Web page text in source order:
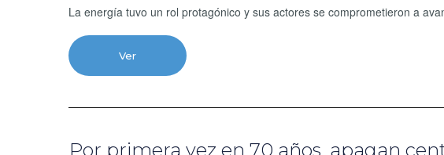
La energía tuvo un rol protagónico y sus actores se comprometieron a
Ver
Por primera vez en 70 años, apagan